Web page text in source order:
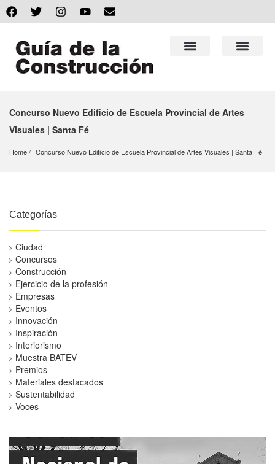
Concurso Nuevo Edificio de Escuela Provincial de Artes
Visuales | Santa Fé
Home Concurso Nuevo Edificio de Escuela Provincial de Artes Visuales | Santa Fé
Categorías
Ciudad
Concursos
Construcción
Ejercicio de la profesión
Empresas
Eventos
Innovación
Inspiración
Interiorismo
Muestra BATEV
Premios
Materiales destacados
Sustentabilidad
Voces